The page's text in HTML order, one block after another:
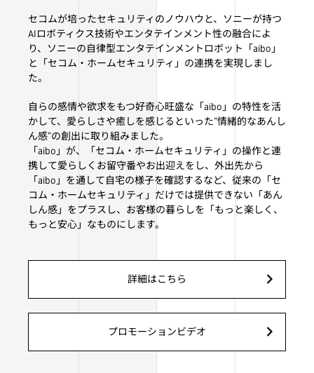
セコムが培ったセキュリティのノウハウと、ソニーが持つ
AIロボティクス技術やエンタテインメント性の融合によ
り、ソニーの自律型エンタテインメントロボット「aibo」
と「セコム・ホームセキュリティ」の連携を実現しまし
た。
自らの感情や欲求をもつ好奇心旺盛な「aibo」の特性を活
かして、愛らしさや癒しを感じるといった“情緒的なあんし
ん感”の創出に取り組みました。
「aibo」が、「セコム・ホームセキュリティ」の操作と連
携して愛らしくお留守番やお出迎えをし、外出先から
「aibo」を通して自宅の様子を確認するなど、従来の「セ
コム・ホームセキュリティ」だけでは提供できない「あん
しん感」をプラスし、お客様の暮らしを「もっと楽しく、
もっと安心」なものにします。
詳細はこちら
プロモーションビデオ